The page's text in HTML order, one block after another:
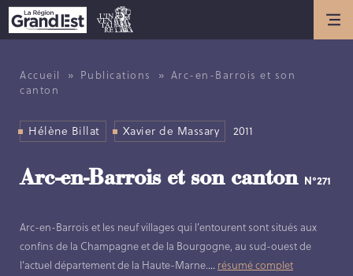
Actualités
ACTUALITÉS
ANNIVERSAIRE DE L’INVENTAIRE
CULTUREL
Présentation
LES MISSIONS DE L’INVENTAIRE
GÉNÉRAL
HISTOIRE DE L’INVENTAIRE
Accueil » Publications » Arc-en-Barrois et son
canton
Hélène Billat Xavier de Massary 2011
Arc-en-Barrois et son canton N°271
Arc-en-Barrois et les neuf villages qui l’entourent sont situés aux
confins de la Champagne et de la Bourgogne, au sud-ouest de
l’actuel département de la Haute-Marne.... résumé complet